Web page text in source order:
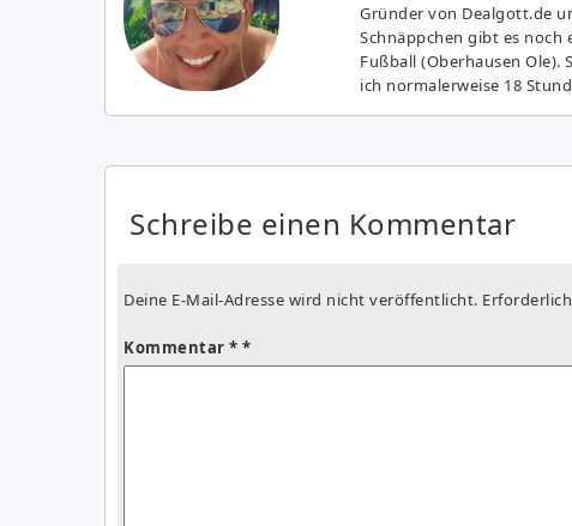
Gründer von Dealgott.de
Schnäppchen gibt es noch
Fußball (Oberhausen Ole).
ich normalerweise 18
Schreibe einen Kommentar
Deine E-Mail-Adresse wird nicht veröffentlicht.
Kommentar *